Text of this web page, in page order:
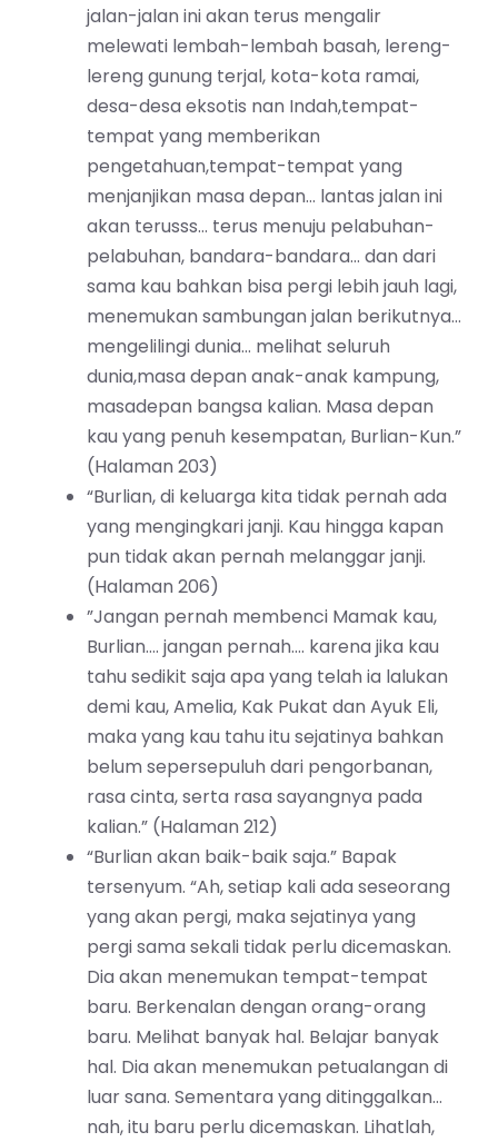
jalan-jalan ini akan terus mengalir
melewati lembah-lembah basah, lereng-
lereng gunung terjal, kota-kota ramai,
desa-desa eksotis nan Indah,tempat-
tempat yang memberikan
pengetahuan,tempat-tempat yang
menjanjikan masa depan… lantas jalan ini
akan terusss… terus menuju pelabuhan-
pelabuhan, bandara-bandara… dan dari
sama kau bahkan bisa pergi lebih jauh lagi,
menemukan sambungan jalan berikutnya…
mengelilingi dunia… melihat seluruh
dunia,masa depan anak-anak kampung,
masadepan bangsa kalian. Masa depan
kau yang penuh kesempatan, Burlian-Kun.”
(Halaman 203)
“Burlian, di keluarga kita tidak pernah ada
yang mengingkari janji. Kau hingga kapan
pun tidak akan pernah melanggar janji.
(Halaman 206)
”Jangan pernah membenci Mamak kau,
Burlian…. jangan pernah…. karena jika kau
tahu sedikit saja apa yang telah ia lalukan
demi kau, Amelia, Kak Pukat dan Ayuk Eli,
maka yang kau tahu itu sejatinya bahkan
belum sepersepuluh dari pengorbanan,
rasa cinta, serta rasa sayangnya pada
kalian.” (Halaman 212)
“Burlian akan baik-baik saja.” Bapak
tersenyum. “Ah, setiap kali ada seseorang
yang akan pergi, maka sejatinya yang
pergi sama sekali tidak perlu dicemaskan.
Dia akan menemukan tempat-tempat
baru. Berkenalan dengan orang-orang
baru. Melihat banyak hal. Belajar banyak
hal. Dia akan menemukan petualangan di
luar sana. Sementara yang ditinggalkan…
nah, itu baru perlu dicemaskan. Lihatlah,